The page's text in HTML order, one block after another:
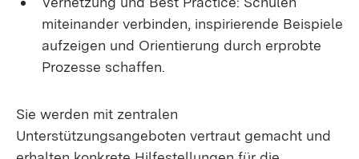
miteinander verbinden, inspirierende Beispiele
aufzeigen und Orientierung durch erprobte
Prozesse schaffen.
Sie werden mit zentralen
Unterstützungsangeboten vertraut gemacht und